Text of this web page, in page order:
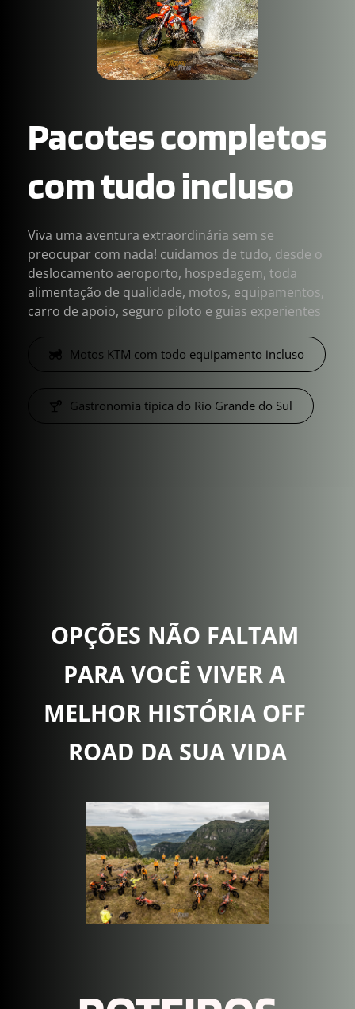
Pacotes completos
com tudo incluso
Viva uma aventura extraordinária sem se
preocupar com nada! cuidamos de tudo, desde o
deslocamento aeroporto, hospedagem, toda
alimentação de qualidade, motos, equipamentos,
carro de apoio, seguro piloto e guias experientes
Motos KTM com todo equipamento incluso
Gastronomia típica do Rio Grande do Sul
OPÇÕES NÃO FALTAM
PARA VOCÊ VIVER A
MELHOR HISTÓRIA OFF
ROAD DA SUA VIDA